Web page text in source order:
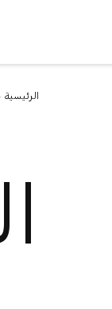
الرئيسية